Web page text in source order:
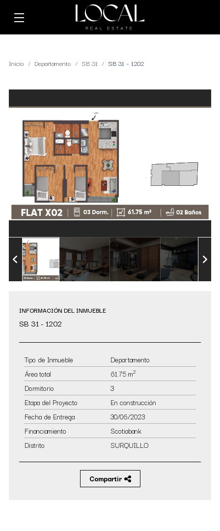
Inicio Departamento SB 31 SB 31 – 1202
INFORMACIÓN DEL INMUEBLE
SB 31 - 1202
Tipo de Inmueble
Departamento
Área total
61.75 m2
Dormitorio
3
Etapa del Proyecto
En construcción
Fecha de Entrega
30/06/2023
Financiamiento
Scotiabank
Distrito
SURQUILLO
Compartir